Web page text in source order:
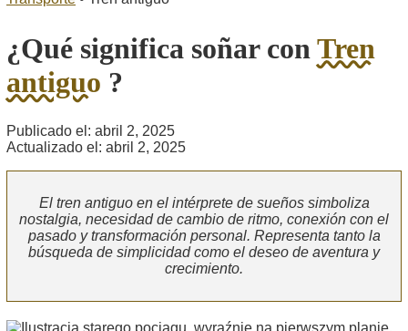
¿Qué significa soñar con Tren
antiguo ?
Publicado el: abril 2, 2025
Actualizado el: abril 2, 2025
El tren antiguo en el intérprete de sueños simboliza
nostalgia, necesidad de cambio de ritmo, conexión con el
pasado y transformación personal. Representa tanto la
búsqueda de simplicidad como el deseo de aventura y
crecimiento.